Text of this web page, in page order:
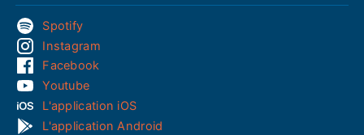
Spotify
Instagram
Facebook
Youtube
L'application iOS
L'application Android